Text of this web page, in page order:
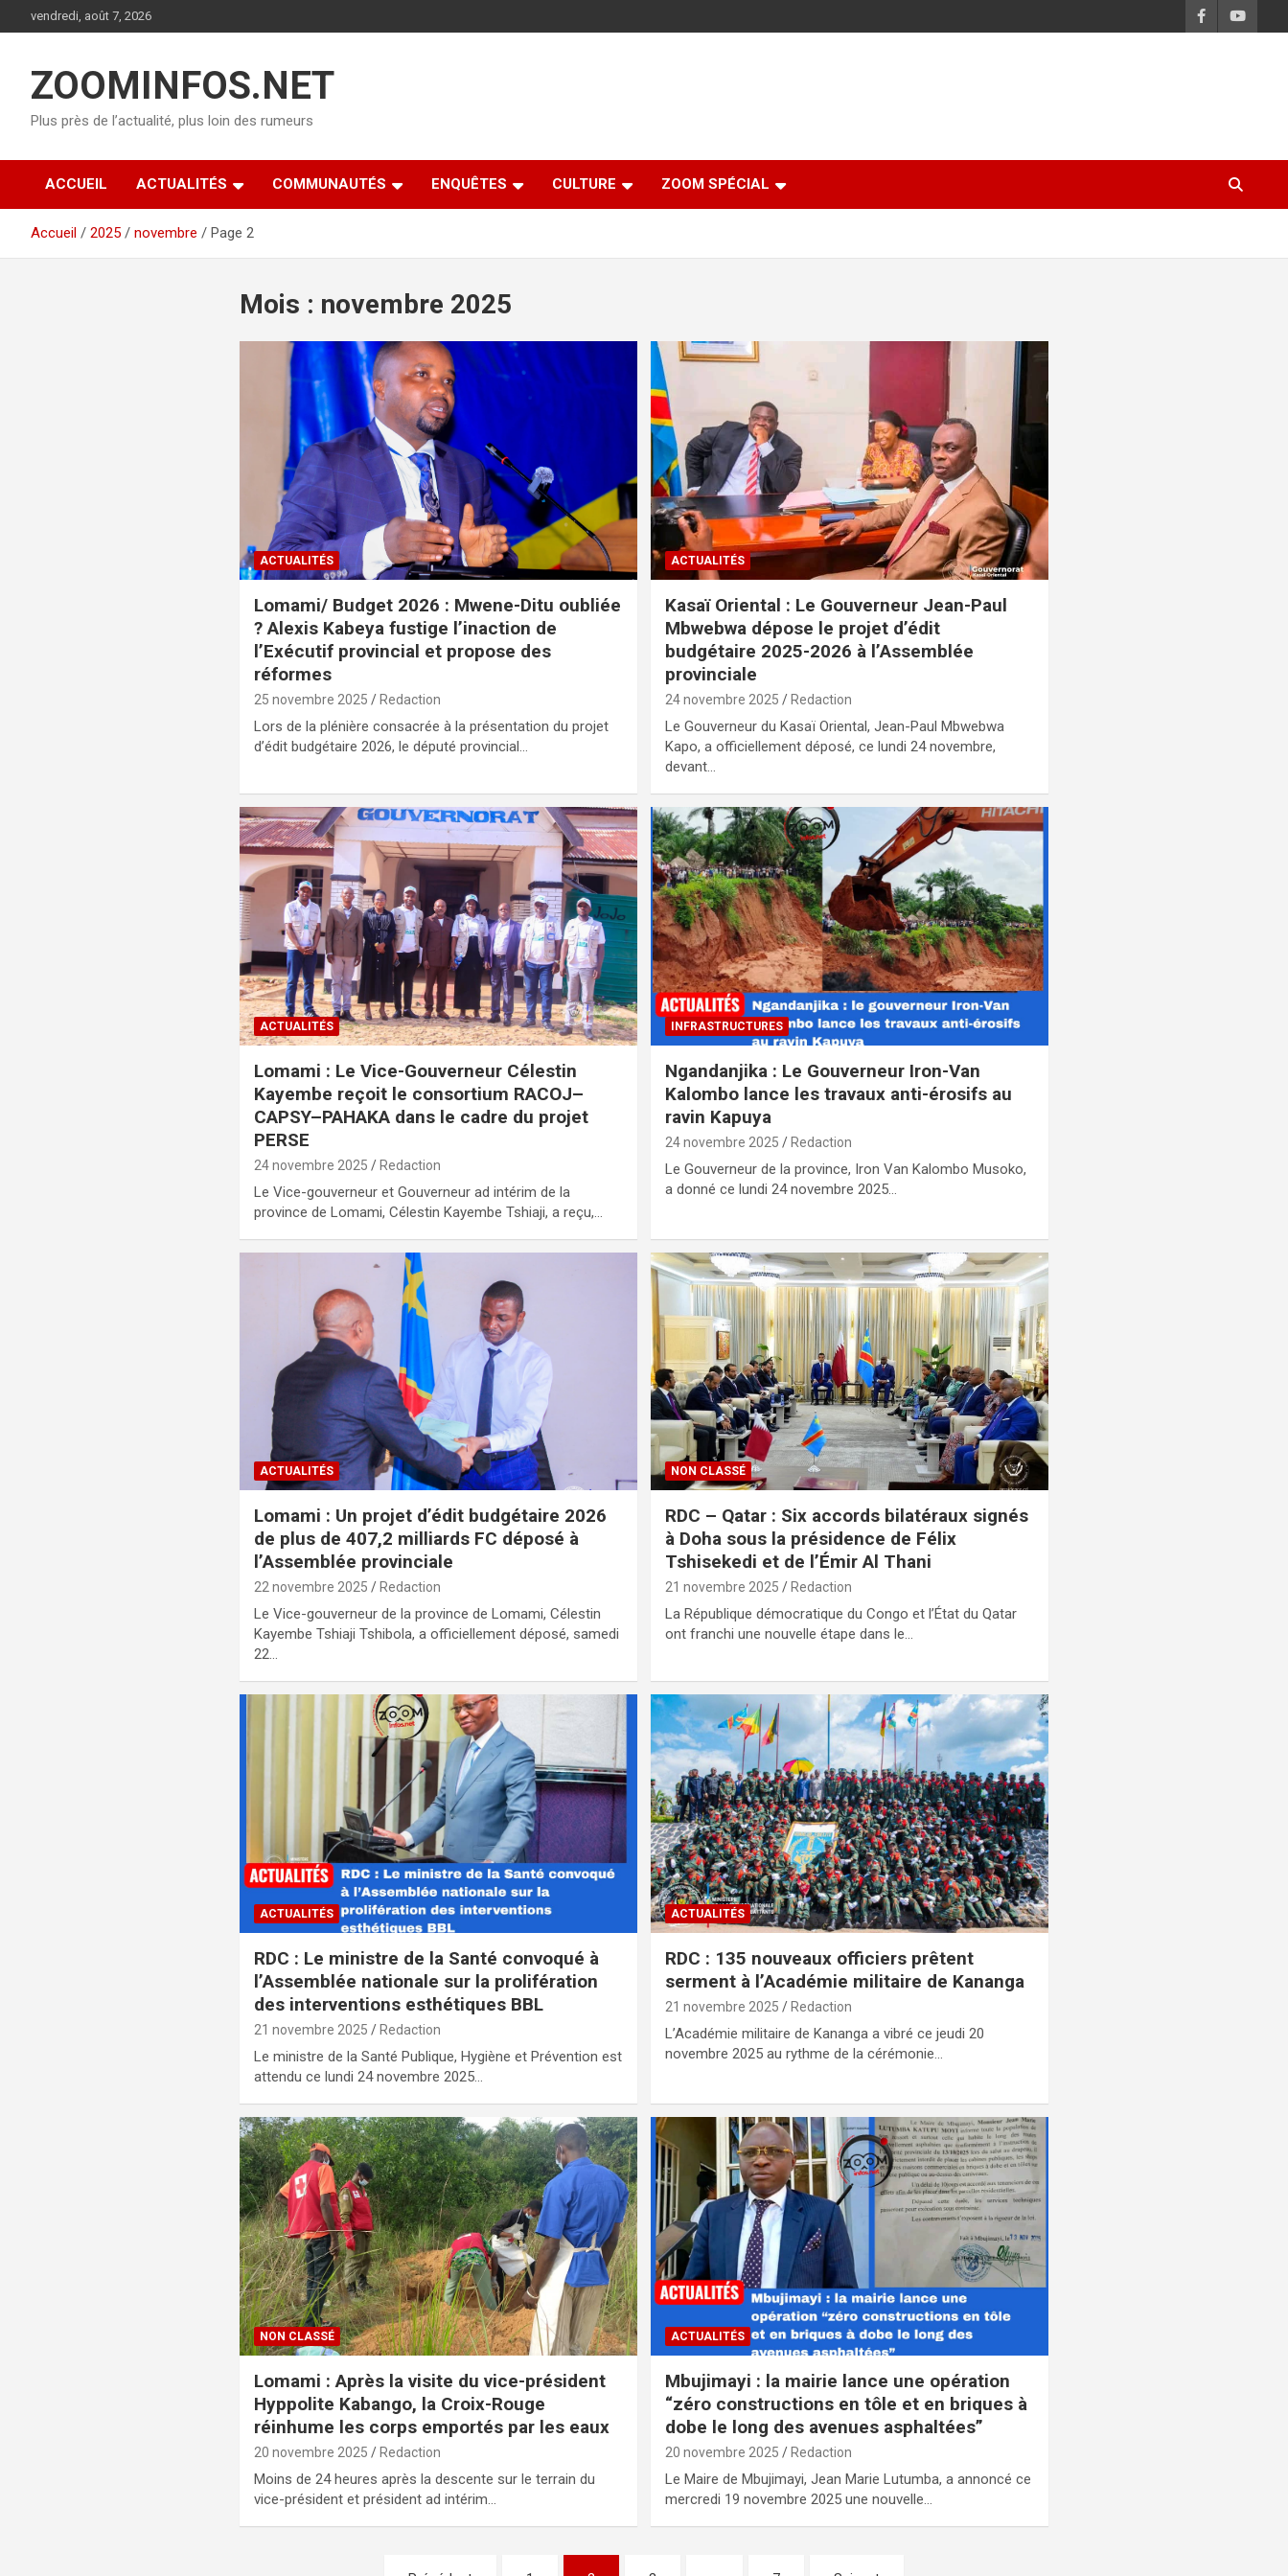
au
vendredi, août 7, 2026
ZOOMINFOS.NET
Plus près de l’actualité, plus loin des rumeurs
ACCUEIL ACTUALITÉS COMMUNAUTÉS ENQUÊTES CULTURE ZOOM SPÉCIAL
Accueil 2025 novembre Page 2
Mois : novembre 2025
ACTUALITÉS
Lomami/ Budget 2026 : Mwene-Ditu oubliée
? Alexis Kabeya fustige l’inaction de
l’Exécutif provincial et propose des
réformes
25 novembre 2025 Redaction
Lors de la plénière consacrée à la présentation du projet
d’édit budgétaire 2026, le député provincial…
ACTUALITÉS
Kasaï Oriental : Le Gouverneur Jean-Paul
Mbwebwa dépose le projet d’édit
budgétaire 2025-2026 à l’Assemblée
provinciale
24 novembre 2025 Redaction
Le Gouverneur du Kasaï Oriental, Jean-Paul Mbwebwa
Kapo, a officiellement déposé, ce lundi 24 novembre,
devant…
ACTUALITÉS
Lomami : Le Vice-Gouverneur Célestin
Kayembe reçoit le consortium RACOJ–
CAPSY–PAHAKA dans le cadre du projet
PERSE
24 novembre 2025 Redaction
Le Vice-gouverneur et Gouverneur ad intérim de la
province de Lomami, Célestin Kayembe Tshiaji, a reçu,…
INFRASTRUCTURES
Ngandanjika : Le Gouverneur Iron-Van
Kalombo lance les travaux anti-érosifs au
ravin Kapuya
24 novembre 2025 Redaction
Le Gouverneur de la province, Iron Van Kalombo Musoko,
a donné ce lundi 24 novembre 2025…
ACTUALITÉS
Lomami : Un projet d’édit budgétaire 2026
de plus de 407,2 milliards FC déposé à
l’Assemblée provinciale
22 novembre 2025 Redaction
Le Vice-gouverneur de la province de Lomami, Célestin
Kayembe Tshiaji Tshibola, a officiellement déposé, samedi
22…
NON CLASSÉ
RDC – Qatar : Six accords bilatéraux signés
à Doha sous la présidence de Félix
Tshisekedi et de l’Émir Al Thani
21 novembre 2025 Redaction
La République démocratique du Congo et l’État du Qatar
ont franchi une nouvelle étape dans le…
ACTUALITÉS
RDC : Le ministre de la Santé convoqué à
l’Assemblée nationale sur la prolifération
des interventions esthétiques BBL
21 novembre 2025 Redaction
Le ministre de la Santé Publique, Hygiène et Prévention est
attendu ce lundi 24 novembre 2025…
ACTUALITÉS
RDC : 135 nouveaux officiers prêtent
serment à l’Académie militaire de Kananga
21 novembre 2025 Redaction
L’Académie militaire de Kananga a vibré ce jeudi 20
novembre 2025 au rythme de la cérémonie…
NON CLASSÉ
Lomami : Après la visite du vice-président
Hyppolite Kabango, la Croix-Rouge
réinhume les corps emportés par les eaux
20 novembre 2025 Redaction
Moins de 24 heures après la descente sur le terrain du
vice-président et président ad intérim…
ACTUALITÉS
Mbujimayi : la mairie lance une opération
“zéro constructions en tôle et en briques à
dobe le long des avenues asphaltées”
20 novembre 2025 Redaction
Le Maire de Mbujimayi, Jean Marie Lutumba, a annoncé ce
mercredi 19 novembre 2025 une nouvelle…